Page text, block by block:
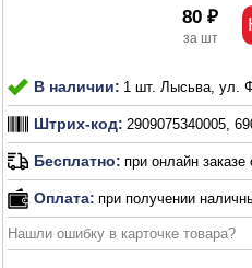
80 ₽
В наличии: 1 шт. Лысьва, ул.
Штрих-код: 2909075340005,
Бесплатно: при онлайн
Оплата: при получении
Нашли ошибку в карточке товара?